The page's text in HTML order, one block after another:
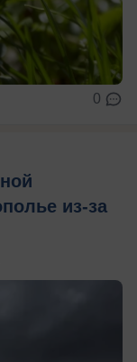
0
из-за